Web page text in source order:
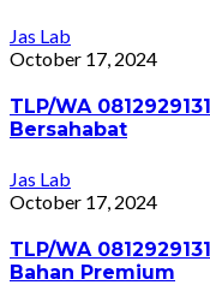
Jas Lab
October 17, 2024
TLP/WA
Bersahabat
Jas Lab
October 17, 2024
TLP/WA
Bahan Premium